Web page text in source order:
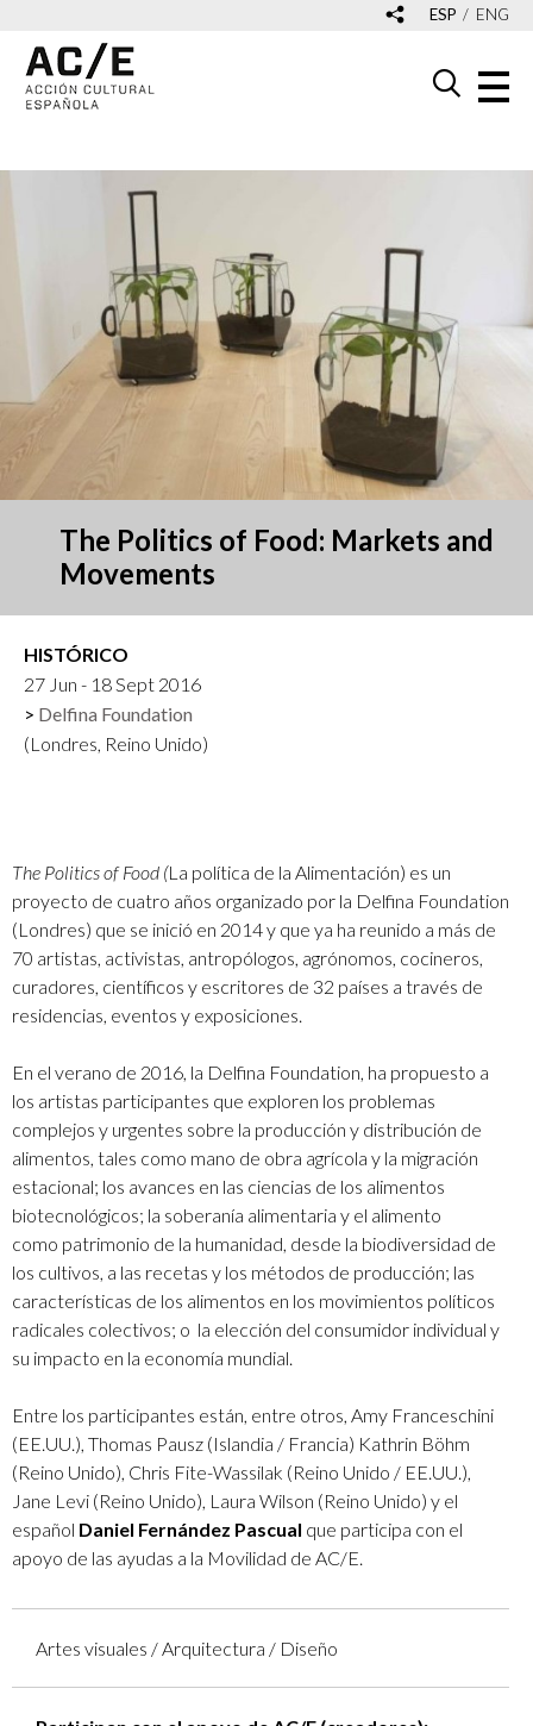
ESP ENG
The Politics of Food: Markets and
Movements
HISTÓRICO
27 Jun - 18 Sept 2016
Delfina Foundation
(Londres, Reino Unido)
The Politics of Food (La política de la Alimentación) es un
proyecto de cuatro años organizado por la Delfina Foundation
(Londres) que se inició en 2014 y que ya ha reunido a más de
70 artistas, activistas, antropólogos, agrónomos, cocineros,
curadores, científicos y escritores de 32 países a través de
residencias, eventos y exposiciones.
En el verano de 2016, la Delfina Foundation, ha propuesto a
los artistas participantes que exploren los problemas
complejos y urgentes sobre la producción y distribución de
alimentos, tales como mano de obra agrícola y la migración
estacional; los avances en las ciencias de los alimentos
biotecnológicos; la soberanía alimentaria y el alimento
como patrimonio de la humanidad, desde la biodiversidad de
los cultivos, a las recetas y los métodos de producción; las
características de los alimentos en los movimientos políticos
radicales colectivos; o la elección del consumidor individual y
su impacto en la economía mundial.
Entre los participantes están, entre otros, Amy Franceschini
(EE.UU.), Thomas Pausz (Islandia / Francia) Kathrin Böhm
(Reino Unido), Chris Fite-Wassilak (Reino Unido / EE.UU.),
Jane Levi (Reino Unido), Laura Wilson (Reino Unido) y el
español Daniel Fernández Pascual que participa con el
apoyo de las ayudas a la Movilidad de AC/E.
Artes visuales / Arquitectura / Diseño